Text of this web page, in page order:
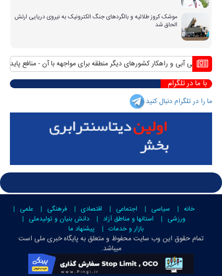
موشک کروز طلائیه و بالگردهای جنگ الکترونیک به نیروی دریایی ارتش
الحاق شد
آبی و راهکار کشورهای دیگر منطقه برای مواجهه با آن منافع پایدار ایران
با ما در تلگرام
ما را در تلگرام دنبال کنید
خانه سیاسی اجتماعی اقتصادی فرهنگی
علمی
ورزشی
استانها و مناطق آزاد
دانش بنیان و تولیدملی
بازار و خدمات
پیشنهاد ما
تمام حقوق این وب سایت محفوظ و متعلق بهپایگاه خبری ملی است
میباشد.